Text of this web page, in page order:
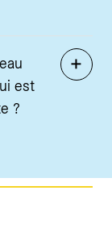
est
?